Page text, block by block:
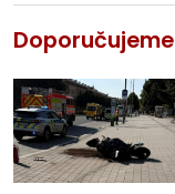
Doporučujeme